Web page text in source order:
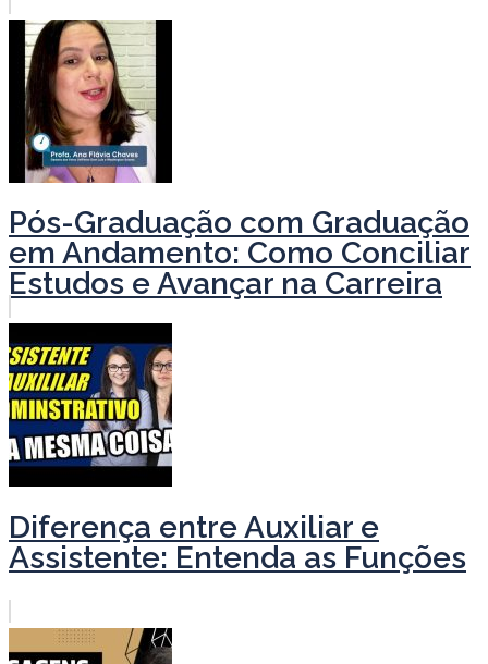
Pós-Graduação com Graduação
em Andamento: Como Conciliar
Estudos e Avançar na Carreira
Diferença entre Auxiliar e
Assistente: Entenda as Funções